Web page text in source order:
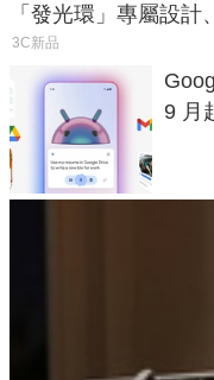
「發光環」專屬設
3C新品
9 月